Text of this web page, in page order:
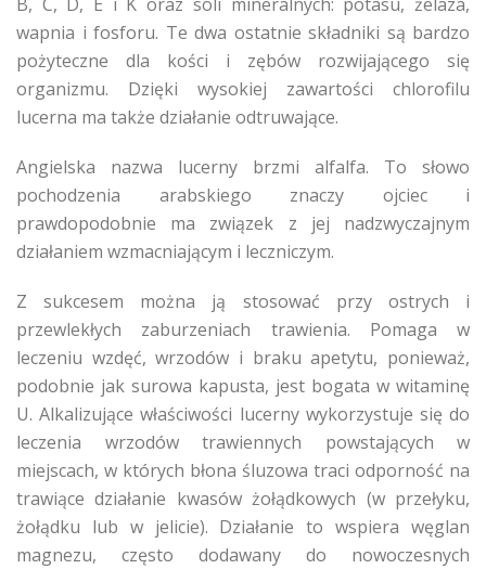
wapnia i fosforu. Te dwa ostatnie składniki są bardzo
pożyteczne dla kości i zębów rozwijającego się
organizmu. Dzięki wysokiej zawartości chlorofilu
lucerna ma także działanie odtruwające.
Angielska nazwa lucerny brzmi alfalfa. To słowo
pochodzenia arabskiego znaczy ojciec i
prawdopodobnie ma związek z jej nadzwyczajnym
działaniem wzmacniającym i leczniczym.
Z sukcesem można ją stosować przy ostrych i
przewlekłych zaburzeniach trawienia. Pomaga w
leczeniu wzdęć, wrzodów i braku apetytu, ponieważ,
podobnie jak surowa kapusta, jest bogata w witaminę
U. Alkalizujące właściwości lucerny wykorzystuje się do
leczenia wrzodów trawiennych powstających w
miejscach, w których błona śluzowa traci odporność na
trawiące działanie kwasów żołądkowych (w przełyku,
żołądku lub w jelicie). Działanie to wspiera węglan
magnezu, często dodawany do nowoczesnych